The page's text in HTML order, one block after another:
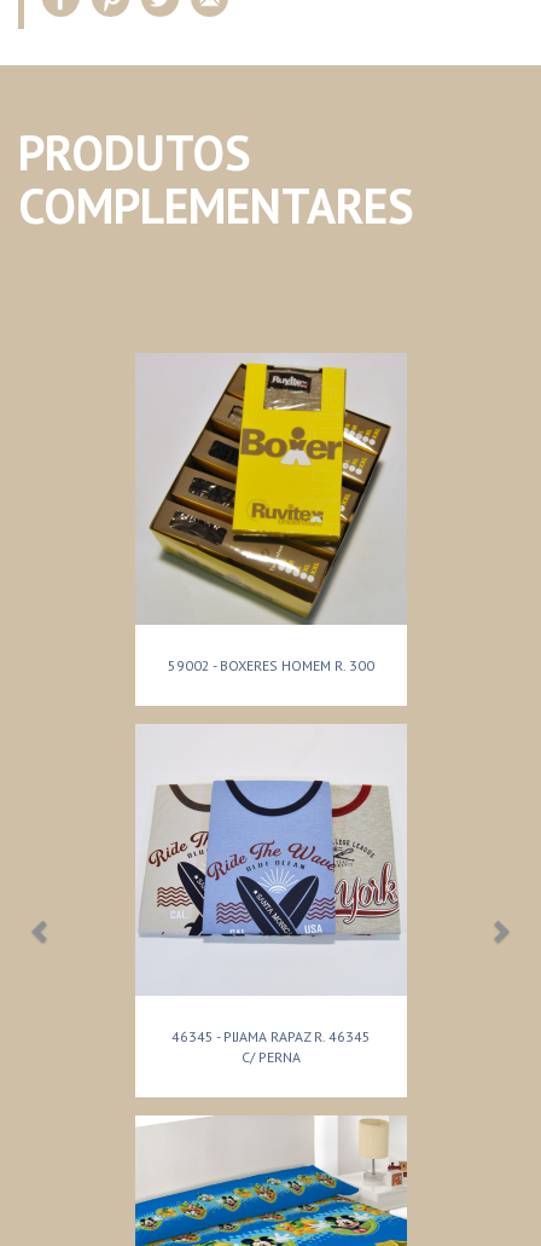
PRODUTOS
COMPLEMENTARES
59002 - BOXERES HOMEM R. 300
46345 - PIJAMA RAPAZ R. 46345
C/ PERNA